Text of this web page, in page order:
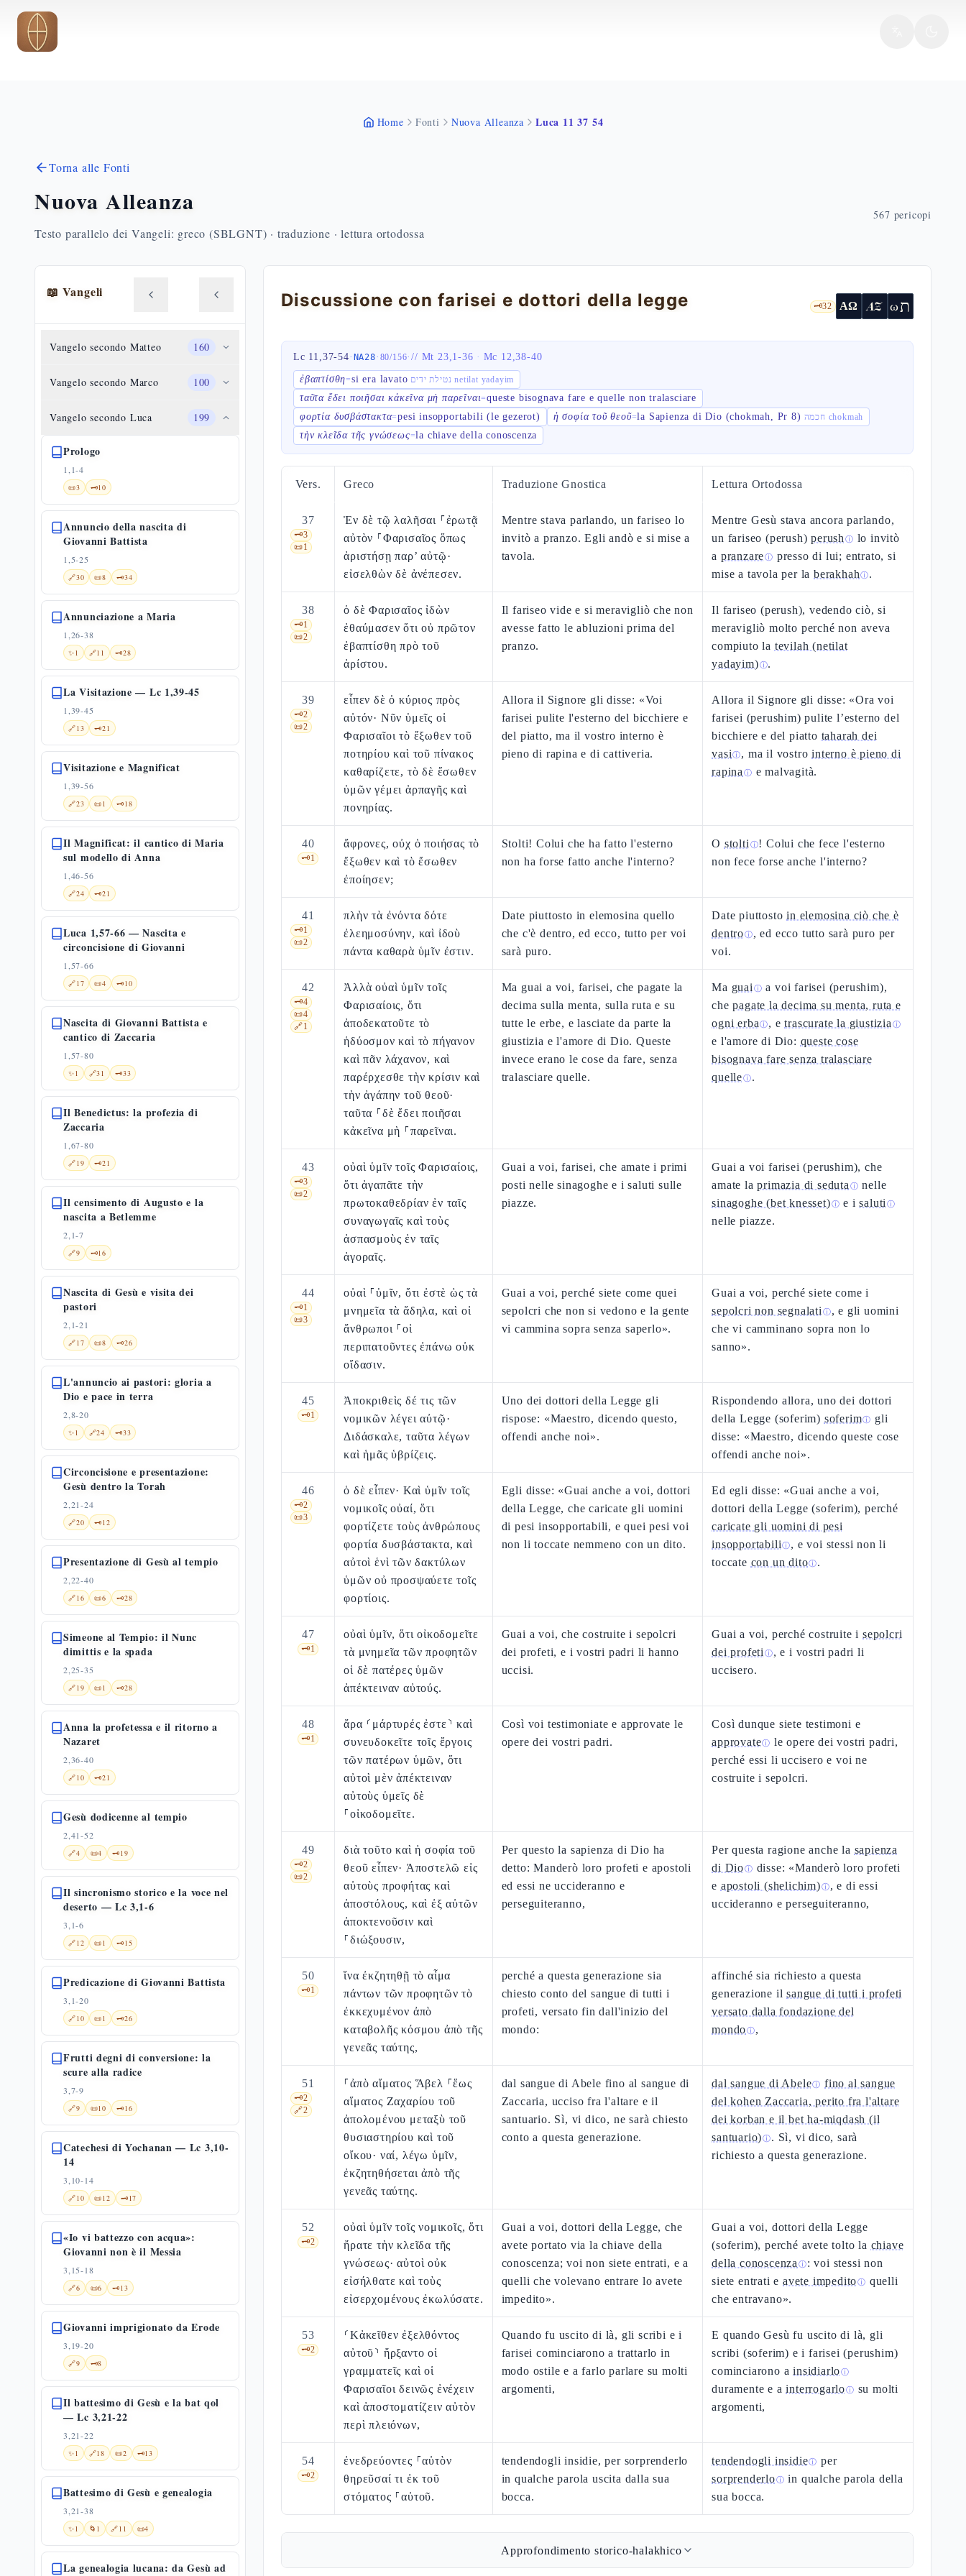
Vai al contenuto principale
Home Fonti Nuova Alleanza Luca 11 37 54
Torna alle Fonti
Nuova Alleanza
Testo parallelo dei Vangeli: greco (SBLGNT) · traduzione · lettura ortodossa
567 pericopi
📖 Vangeli
Vangelo secondo Matteo 160
Vangelo secondo Marco 100
Vangelo secondo Luca 199
Prologo
1,1-4
📜3 🗝️10
Annuncio della nascita di
Giovanni Battista
1,5-25
🔗30 📜8 🗝️34
Annunciazione a Maria
1,26-38
✨1 🔗11 🗝️28
La Visitazione — Lc 1,39-45
1,39-45
🔗13 🗝️21
Visitazione e Magnificat
1,39-56
🔗23 📜1 🗝️18
Il Magnificat: il cantico di Maria
sul modello di Anna
1,46-56
🔗24 🗝️21
Luca 1,57-66 — Nascita e
circoncisione di Giovanni
1,57-66
🔗17 📜4 🗝️10
Nascita di Giovanni Battista e
cantico di Zaccaria
1,57-80
✨1 🔗31 🗝️33
Il Benedictus: la profezia di
Zaccaria
1,67-80
🔗19 🗝️21
Il censimento di Augusto e la
nascita a Betlemme
2,1-7
🔗9 🗝️16
Nascita di Gesù e visita dei
pastori
2,1-21
🔗17 📜8 🗝️26
L'annuncio ai pastori: gloria a
Dio e pace in terra
2,8-20
✨1 🔗24 🗝️33
Circoncisione e presentazione:
Gesù dentro la Torah
2,21-24
🔗20 🗝️12
Presentazione di Gesù al tempio
2,22-40
🔗16 📜6 🗝️28
Simeone al Tempio: il Nunc
dimittis e la spada
2,25-35
🔗19 📜1 🗝️28
Anna la profetessa e il ritorno a
Nazaret
2,36-40
🔗10 🗝️21
Gesù dodicenne al tempio
2,41-52
🔗4 📜4 🗝️19
Il sincronismo storico e la voce nel
deserto — Lc 3,1-6
3,1-6
🔗12 📜1 🗝️15
Predicazione di Giovanni Battista
3,1-20
🔗10 📜1 🗝️26
Frutti degni di conversione: la
scure alla radice
3,7-9
🔗9 📜10 🗝️16
Catechesi di Yochanan — Lc 3,10-
14
3,10-14
🔗10 📜12 🗝️17
«Io vi battezzo con acqua»:
Giovanni non è il Messia
3,15-18
🔗6 📜6 🗝️13
Giovanni imprigionato da Erode
3,19-20
🔗9 🗝️8
Il battesimo di Gesù e la bat qol
— Lc 3,21-22
3,21-22
✨1 🔗18 📜2 🗝️13
Battesimo di Gesù e genealogia
3,21-38
✨1 🌀 1 🔗11 📜4
La genealogia lucana: da Gesù ad
Discussione con farisei e dottori della legge 🗝️32 ΑΩ AZ ωת
Lc 11,37-54· NA28· 80/156·// Mt 23,1-36 · Mc 12,38-40
ἐβαπτίσθη=si era lavato נטילת ידים netilat yadayim
ταῦτα ἔδει ποιῆσαι κἀκεῖνα μὴ παρεῖναι=queste bisognava fare e quelle non tralasciare
φορτία δυσβάστακτα=pesi insopportabili (le gezerot) ἡ σοφία τοῦ θεοῦ=la Sapienza di Dio (chokmah, Pr 8) חכמה chokmah
τὴν κλεῖδα τῆς γνώσεως=la chiave della conoscenza
Vers. Greco Traduzione Gnostica Lettura Ortodossa
37
🗝️3
📜1
Ἐν δὲ τῷ λαλῆσαι ⸀ἐρωτᾷ
αὐτὸν ⸀Φαρισαῖος ὅπως
ἀριστήσῃ παρ’ αὐτῷ·
εἰσελθὼν δὲ ἀνέπεσεν.
Mentre stava parlando, un fariseo lo
invitò a pranzo. Egli andò e si mise a
tavola.
Mentre Gesù stava ancora parlando,
un fariseo (perush)perush ⓘ lo invitò
a pranzareⓘ presso di lui; entrato, si
mise a tavola per laberakhah ⓘ.
38
🗝️1
📜2
ὁ δὲ Φαρισαῖος ἰδὼν
ἐθαύμασεν ὅτι οὐ πρῶτον
ἐβαπτίσθη πρὸ τοῦ
ἀρίστου.
Il fariseo vide e si meravigliò che non
avesse fatto le abluzioni prima del
pranzo.
Il fariseo (perush), vedendo ciò, si
meravigliò molto perché non aveva
compiuto la tevilah (netilat
yadayim)ⓘ.
39
🗝️2
📜2
εἶπεν δὲ ὁ κύριος πρὸς
αὐτόν· Νῦν ὑμεῖς οἱ
Φαρισαῖοι τὸ ἔξωθεν τοῦ
ποτηρίου καὶ τοῦ πίνακος
καθαρίζετε, τὸ δὲ ἔσωθεν
ὑμῶν γέμει ἁρπαγῆς καὶ
πονηρίας.
Allora il Signore gli disse: «Voi
farisei pulite l'esterno del bicchiere e
del piatto, ma il vostro interno è
pieno di rapina e di cattiveria.
Allora il Signore gli disse: «Ora voi
farisei (perushim) pulite l’esterno del
bicchiere e del piatto taharah dei
vasi ⓘ, ma il vostrointerno è pieno di
rapina ⓘ e malvagità.
40
🗝️1
ἄφρονες, οὐχ ὁ ποιήσας τὸ
ἔξωθεν καὶ τὸ ἔσωθεν
ἐποίησεν;
Stolti! Colui che ha fatto l'esterno
non ha forse fatto anche l'interno?
O stolti ⓘ! Colui che fece l'esterno
non fece forse anche l'interno?
41
🗝️1
📜2
πλὴν τὰ ἐνόντα δότε
ἐλεημοσύνην, καὶ ἰδοὺ
πάντα καθαρὰ ὑμῖν ἐστιν.
Date piuttosto in elemosina quello
che c'è dentro, ed ecco, tutto per voi
sarà puro.
Date piuttostoin elemosina ciò che è
dentroⓘ, ed ecco tutto sarà puro per
voi.
42
🗝️4
📜4
🔗1
Ἀλλὰ οὐαὶ ὑμῖν τοῖς
Φαρισαίοις, ὅτι
ἀποδεκατοῦτε τὸ
ἡδύοσμον καὶ τὸ πήγανον
καὶ πᾶν λάχανον, καὶ
παρέρχεσθε τὴν κρίσιν καὶ
τὴν ἀγάπην τοῦ θεοῦ·
ταῦτα ⸀δὲ ἔδει ποιῆσαι
κἀκεῖνα μὴ ⸀παρεῖναι.
Ma guai a voi, farisei, che pagate la
decima sulla menta, sulla ruta e su
tutte le erbe, e lasciate da parte la
giustizia e l'amore di Dio. Queste
invece erano le cose da fare, senza
tralasciare quelle.
Ma guai ⓘ a voi farisei (perushim),
chepagate la decima su menta, ruta e
ogni erba ⓘ, etrascurate la giustizia ⓘ
e l'amore di Dio: queste cose
bisognava fare senza tralasciare
quelleⓘ.
43
🗝️3
📜2
οὐαὶ ὑμῖν τοῖς Φαρισαίοις,
ὅτι ἀγαπᾶτε τὴν
πρωτοκαθεδρίαν ἐν ταῖς
συναγωγαῖς καὶ τοὺς
ἀσπασμοὺς ἐν ταῖς
ἀγοραῖς.
Guai a voi, farisei, che amate i primi
posti nelle sinagoghe e i saluti sulle
piazze.
Guai a voi farisei (perushim), che
amate laprimazia di seduta ⓘ nelle
sinagoghe (bet knesset)ⓘ e isaluti ⓘ
nelle piazze.
44
🗝️1
📜3
οὐαὶ ⸀ὑμῖν, ὅτι ἐστὲ ὡς τὰ
μνημεῖα τὰ ἄδηλα, καὶ οἱ
ἄνθρωποι ⸀οἱ
περιπατοῦντες ἐπάνω οὐκ
οἴδασιν.
Guai a voi, perché siete come quei
sepolcri che non si vedono e la gente
vi cammina sopra senza saperlo».
Guai a voi, perché siete come i
sepolcri non segnalati ⓘ, e gli uomini
che vi camminano sopra non lo
sanno».
45
🗝️1
Ἀποκριθεὶς δέ τις τῶν
νομικῶν λέγει αὐτῷ·
Διδάσκαλε, ταῦτα λέγων
καὶ ἡμᾶς ὑβρίζεις.
Uno dei dottori della Legge gli
rispose: «Maestro, dicendo questo,
offendi anche noi».
Rispondendo allora, uno dei dottori
della Legge (soferim) soferimⓘ gli
disse: «Maestro, dicendo queste cose
offendi anche noi».
46
🗝️2
📜3
ὁ δὲ εἶπεν· Καὶ ὑμῖν τοῖς
νομικοῖς οὐαί, ὅτι
φορτίζετε τοὺς ἀνθρώπους
φορτία δυσβάστακτα, καὶ
αὐτοὶ ἑνὶ τῶν δακτύλων
ὑμῶν οὐ προσψαύετε τοῖς
φορτίοις.
Egli disse: «Guai anche a voi, dottori
della Legge, che caricate gli uomini
di pesi insopportabili, e quei pesi voi
non li toccate nemmeno con un dito.
Ed egli disse: «Guai anche a voi,
dottori della Legge (soferim), perché
caricate gli uomini di pesi
insopportabili ⓘ, e voi stessi non li
toccate con un ditoⓘ.
47
🗝️1
οὐαὶ ὑμῖν, ὅτι οἰκοδομεῖτε
τὰ μνημεῖα τῶν προφητῶν
οἱ δὲ πατέρες ὑμῶν
ἀπέκτειναν αὐτούς.
Guai a voi, che costruite i sepolcri
dei profeti, e i vostri padri li hanno
uccisi.
Guai a voi, perché costruite isepolcri
dei profeti ⓘ, e i vostri padri li
uccisero.
48
🗝️1
ἄρα ⸂μάρτυρές ἐστε⸃ καὶ
συνευδοκεῖτε τοῖς ἔργοις
τῶν πατέρων ὑμῶν, ὅτι
αὐτοὶ μὲν ἀπέκτειναν
αὐτοὺς ὑμεῖς δὲ
⸀οἰκοδομεῖτε.
Così voi testimoniate e approvate le
opere dei vostri padri.
Così dunque siete testimoni e
approvateⓘ le opere dei vostri padri,
perché essi li uccisero e voi ne
costruite i sepolcri.
49
🗝️2
📜2
διὰ τοῦτο καὶ ἡ σοφία τοῦ
θεοῦ εἶπεν· Ἀποστελῶ εἰς
αὐτοὺς προφήτας καὶ
ἀποστόλους, καὶ ἐξ αὐτῶν
ἀποκτενοῦσιν καὶ
⸀διώξουσιν,
Per questo la sapienza di Dio ha
detto: Manderò loro profeti e apostoli
ed essi ne uccideranno e
perseguiteranno,
Per questa ragione anche la sapienza
di Dioⓘ disse: «Manderò loro profeti
e apostoli (shelichim)ⓘ, e di essi
uccideranno e perseguiteranno,
50
🗝️1
ἵνα ἐκζητηθῇ τὸ αἷμα
πάντων τῶν προφητῶν τὸ
ἐκκεχυμένον ἀπὸ
καταβολῆς κόσμου ἀπὸ τῆς
γενεᾶς ταύτης,
perché a questa generazione sia
chiesto conto del sangue di tutti i
profeti, versato fin dall'inizio del
mondo:
affinché sia richiesto a questa
generazione ilsangue di tutti i profeti
versato dalla fondazione del
mondoⓘ,
51
🗝️2
🔗2
⸀ἀπὸ αἵματος Ἅβελ ⸀ἕως
αἵματος Ζαχαρίου τοῦ
ἀπολομένου μεταξὺ τοῦ
θυσιαστηρίου καὶ τοῦ
οἴκου· ναί, λέγω ὑμῖν,
ἐκζητηθήσεται ἀπὸ τῆς
γενεᾶς ταύτης.
dal sangue di Abele fino al sangue di
Zaccaria, ucciso fra l'altare e il
santuario. Sì, vi dico, ne sarà chiesto
conto a questa generazione.
dal sangue di Abeleⓘ fino al sangue
del kohen Zaccaria, perito fra l'altare
dei korban e il bet ha-miqdash (il
santuario)ⓘ. Sì, vi dico, sarà
richiesto a questa generazione.
52
🗝️2
οὐαὶ ὑμῖν τοῖς νομικοῖς, ὅτι
ἤρατε τὴν κλεῖδα τῆς
γνώσεως· αὐτοὶ οὐκ
εἰσήλθατε καὶ τοὺς
εἰσερχομένους ἐκωλύσατε.
Guai a voi, dottori della Legge, che
avete portato via la chiave della
conoscenza; voi non siete entrati, e a
quelli che volevano entrare lo avete
impedito».
Guai a voi, dottori della Legge
(soferim), perché avete tolto la chiave
della conoscenza ⓘ: voi stessi non
siete entrati eavete impeditoⓘ quelli
che entravano».
53
🗝️2
⸂Κἀκεῖθεν ἐξελθόντος
αὐτοῦ⸃ ἤρξαντο οἱ
γραμματεῖς καὶ οἱ
Φαρισαῖοι δεινῶς ἐνέχειν
καὶ ἀποστοματίζειν αὐτὸν
περὶ πλειόνων,
Quando fu uscito di là, gli scribi e i
farisei cominciarono a trattarlo in
modo ostile e a farlo parlare su molti
argomenti,
E quando Gesù fu uscito di là, gli
scribi (soferim) e i farisei (perushim)
cominciarono ainsidiarloⓘ
duramente e ainterrogarloⓘ su molti
argomenti,
54
🗝️2
ἐνεδρεύοντες ⸀αὐτὸν
θηρεῦσαί τι ἐκ τοῦ
στόματος ⸀αὐτοῦ.
tendendogli insidie, per sorprenderlo
in qualche parola uscita dalla sua
bocca.
tendendogli insidieⓘ per
sorprenderloⓘ in qualche parola della
sua bocca.
Approfondimento storico-halakhico